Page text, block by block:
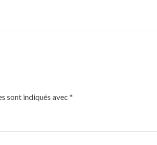
sont indiqués avec *